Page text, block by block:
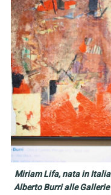
Miriam Lifa, nata in
Alberto Burri alle